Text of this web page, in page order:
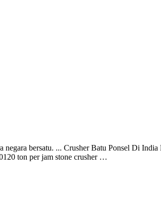
negara bersatu. ... Crusher Batu Ponsel Di
ton per jam stone crusher …